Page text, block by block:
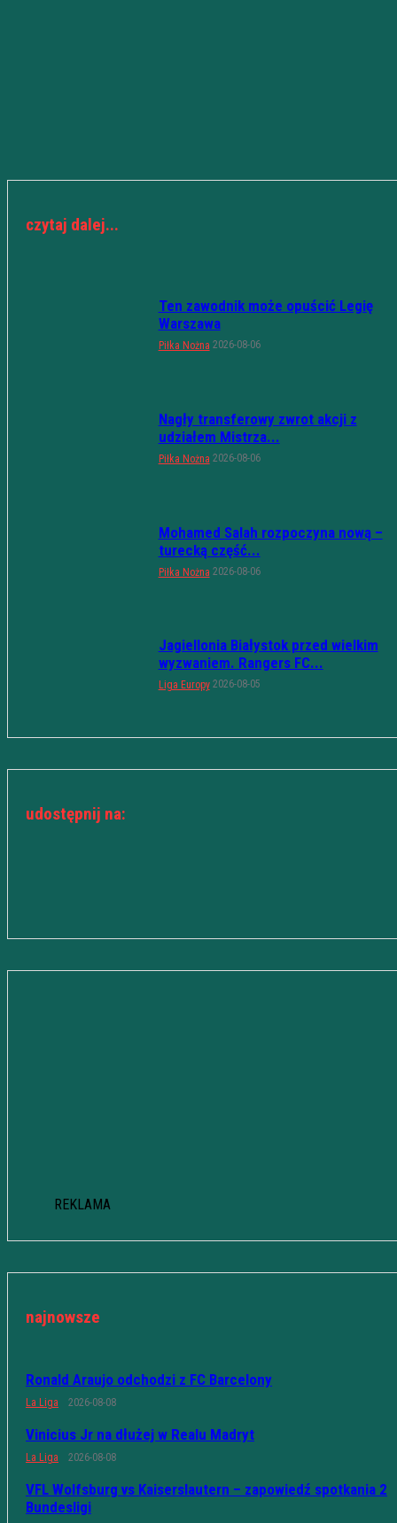
czytaj dalej...
Ten zawodnik może opuścić Legię
Warszawa
Piłka Nożna 2026-08-06
Nagły transferowy zwrot akcji z
udziałem Mistrza...
Piłka Nożna 2026-08-06
Mohamed Salah rozpoczyna nową –
turecką część...
Piłka Nożna 2026-08-06
Jagiellonia Białystok przed wielkim
wyzwaniem. Rangers FC...
Liga Europy 2026-08-05
udostępnij na:
REKLAMA
najnowsze
Ronald Araujo odchodzi z FC Barcelony
La Liga 2026-08-08
Vinicius Jr na dłużej w Realu Madryt
La Liga 2026-08-08
VFL Wolfsburg vs Kaiserslautern – zapowiedź spotkania 2
Bundesligi